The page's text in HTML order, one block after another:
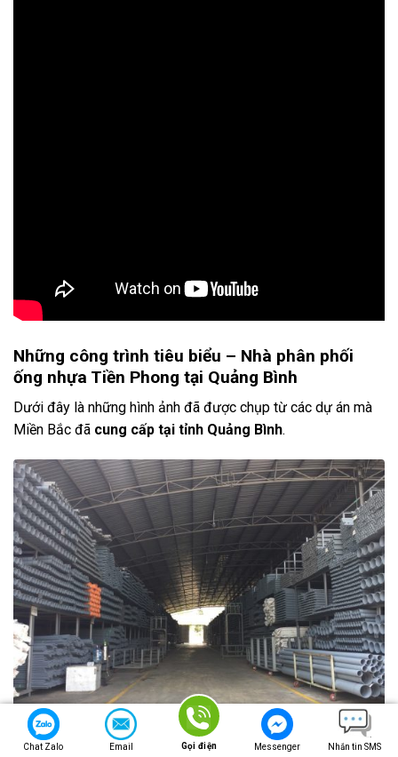
Những công trình tiêu biểu – Nhà phân phối
ống nhựa Tiền Phong tại Quảng Bình
Dưới đây là những hình ảnh đã được chụp từ các dự án mà
Miền Bắc đã cung cấp tại tỉnh Quảng Bình.
Chat Zalo Email Gọi điện Messenger Nhắn tin SMS